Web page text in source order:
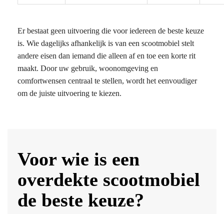
Er bestaat geen uitvoering die voor iedereen de beste keuze
is. Wie dagelijks afhankelijk is van een scootmobiel stelt
andere eisen dan iemand die alleen af en toe een korte rit
maakt. Door uw gebruik, woonomgeving en
comfortwensen centraal te stellen, wordt het eenvoudiger
om de juiste uitvoering te kiezen.
Voor wie is een
overdekte scootmobiel
de beste keuze?